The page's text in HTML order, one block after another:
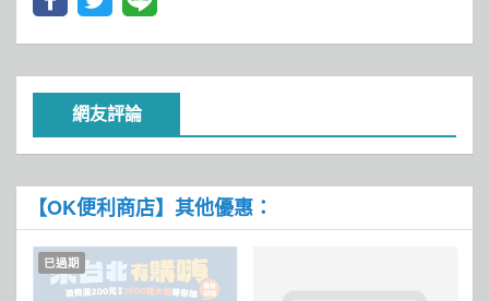
網友評論
【OK便利商店】其他優惠：
已過期